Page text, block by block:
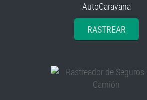
AutoCaravana
RASTREAR